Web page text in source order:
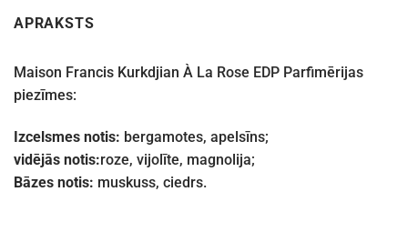
APRAKSTS
Maison Francis Kurkdjian À La Rose EDP Parfimērijas
piezīmes:
Izcelsmes notis: bergamotes, apelsīns;
vidējās notis:roze, vijolīte, magnolija;
Bāzes notis: muskuss, ciedrs.